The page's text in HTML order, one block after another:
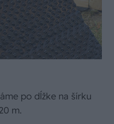
po dĺžke na šírku
m.